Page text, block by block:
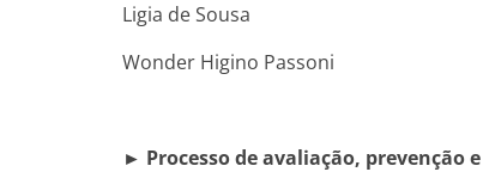
Ligia de Sousa
Wonder Higino Passoni
► Processo de avaliação, prevenção